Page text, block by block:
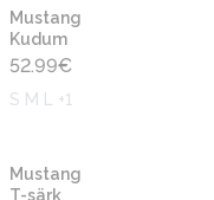
Mustang
Kudum
52.99€
S M L +1
Mustang
T-särk